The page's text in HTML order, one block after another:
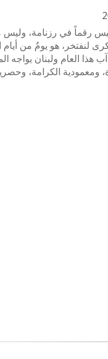
رقماً في رزنامة،
لنفتخر، هو يومٌ من
هذا العام ولبنان
ومعمودية الكرامة،